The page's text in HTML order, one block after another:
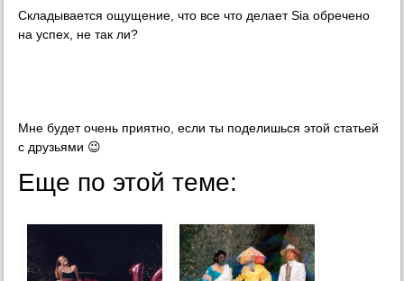
Складывается ощущение, что все что делает Sia обречено
на успех, не так ли?
Мне будет очень приятно, если ты поделишься этой статьей
с друзьями 😉
Еще по этой теме: